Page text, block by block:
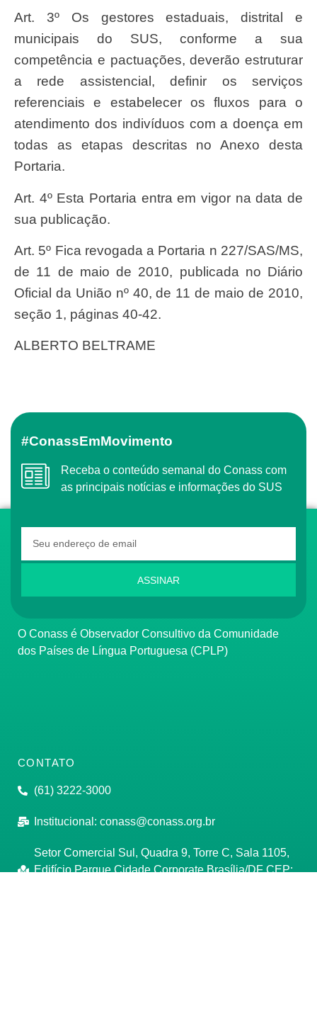
Art. 3º Os gestores estaduais, distrital e
municipais do SUS, conforme a sua
competência e pactuações, deverão estruturar
a rede assistencial, definir os serviços
referenciais e estabelecer os fluxos para o
atendimento dos indivíduos com a doença em
todas as etapas descritas no Anexo desta
Portaria.
Art. 4º Esta Portaria entra em vigor na data de
sua publicação.
Art. 5º Fica revogada a Portaria n 227/SAS/MS,
de 11 de maio de 2010, publicada no Diário
Oficial da União nº 40, de 11 de maio de 2010,
seção 1, páginas 40-42.
ALBERTO BELTRAME
#ConassEmMovimento
Receba o conteúdo semanal do Conass com
as principais notícias e informações do SUS
ASSINAR
O Conass é Observador Consultivo da Comunidade
dos Países de Língua Portuguesa (CPLP)
CONTATO
(61) 3222-3000
Institucional: conass@conass.org.br
Setor Comercial Sul, Quadra 9, Torre C, Sala 1105,
Edifício Parque Cidade Corporate Brasília/DF CEP: